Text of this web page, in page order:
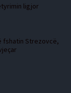
ligjor
fshatin Strezovcë,